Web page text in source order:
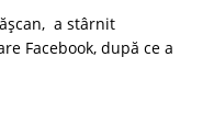
a stârnit
Facebook, după ce a